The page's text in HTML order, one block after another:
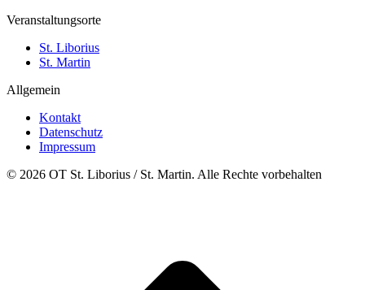
Veranstaltungsorte
St. Liborius
St. Martin
Allgemein
Kontakt
Datenschutz
Impressum
© 2026 OT St. Liborius / St. Martin. Alle Rechte vorbehalten